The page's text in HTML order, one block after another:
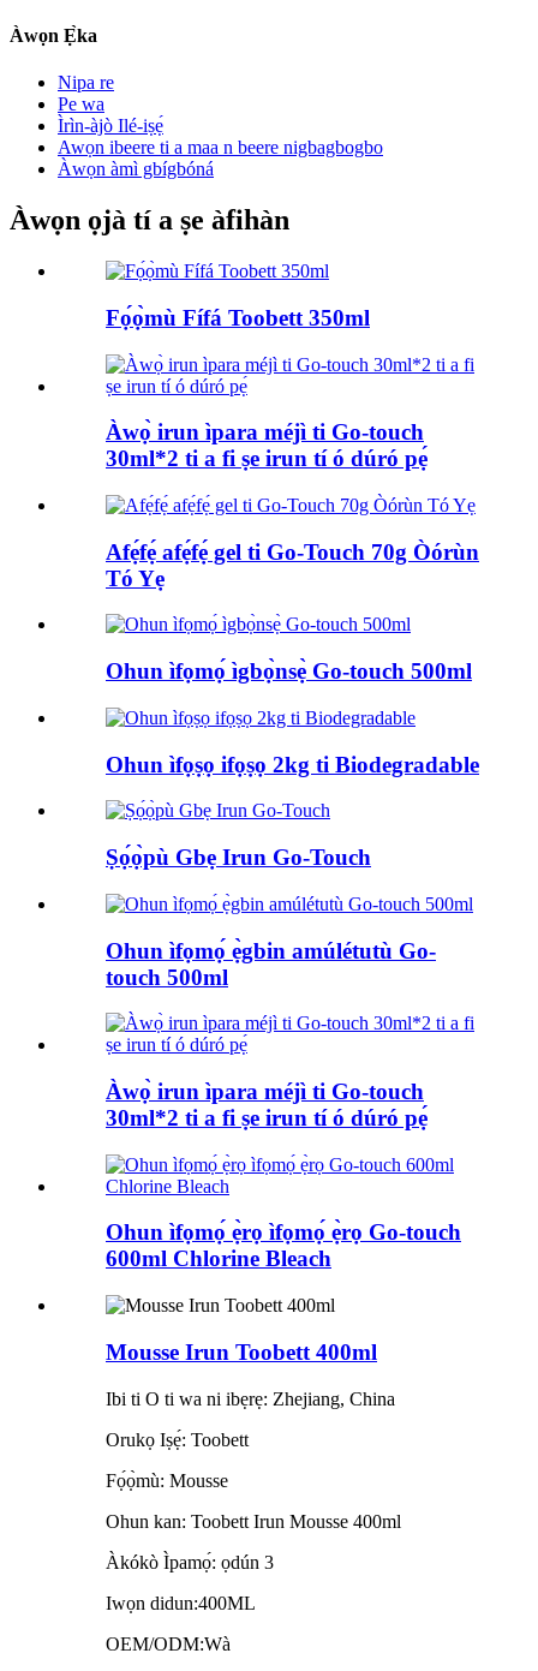
Àwọn Ẹ̀ka
Nipa re
Pe wa
Ìrìn-àjò Ilé-iṣẹ́
Awọn ibeere ti a maa n beere nigbagbogbo
Àwọn àmì gbígbóná
Àwọn ọjà tí a ṣe àfihàn
Fọ́ọ̀mù Fífá Toobett 350ml
Àwọ̀ irun ìpara méjì ti Go-touch
30ml*2 ti a fi ṣe irun tí ó dúró pẹ́
Afẹ́fẹ́ afẹ́fẹ́ gel ti Go-Touch 70g Òórùn
Tó Yẹ
Ohun ìfọmọ́ ìgbọ̀nsẹ̀ Go-touch 500ml
Ohun ìfọṣọ ifọṣọ 2kg ti Biodegradable
Ṣọ́ọ̀pù Gbẹ Irun Go-Touch
Ohun ìfọmọ́ ẹ̀gbin amúlétutù Go-
touch 500ml
Àwọ̀ irun ìpara méjì ti Go-touch
30ml*2 ti a fi ṣe irun tí ó dúró pẹ́
Ohun ìfọmọ́ ẹ̀rọ ìfọmọ́ ẹ̀rọ Go-touch
600ml Chlorine Bleach
Mousse Irun Toobett 400ml
Ibi ti O ti wa ni ibẹrẹ: Zhejiang, China
Orukọ Iṣẹ́: Toobett
Fọ́ọ̀mù: Mousse
Ohun kan: Toobett Irun Mousse 400ml
Àkókò Ìpamọ́: ọdún 3
Iwọn didun:400ML
OEM/ODM:Wà